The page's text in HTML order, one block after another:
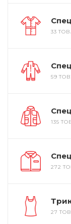
33
59
135
272
27